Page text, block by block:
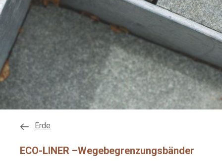
Erde
ECO-LINER –Wegebegrenzungsbänder